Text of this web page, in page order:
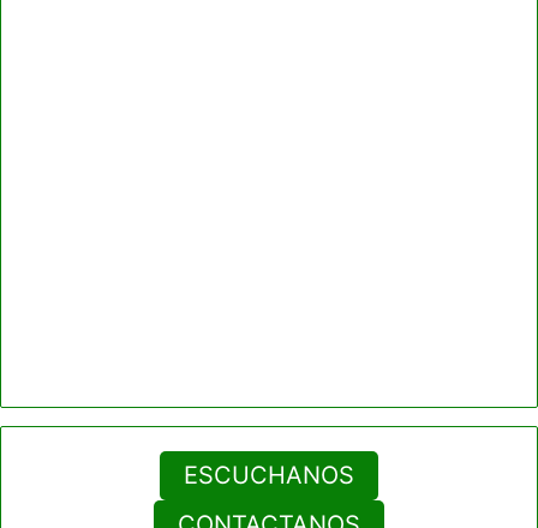
ESCUCHANOS